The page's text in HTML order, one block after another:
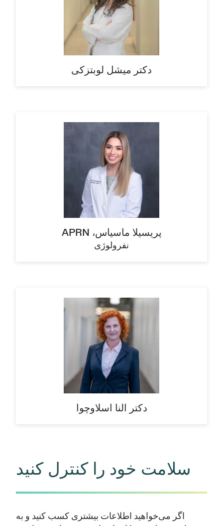
دکتر میشل لوبتزکی
پریسیلا ماسیاس، APRN
نفرولوژی
دکتر النا اسلاوچوا
سلامت خود را کنترل کنید
اگر می‌خواهید اطلاعات بیشتری کسب کنید و به